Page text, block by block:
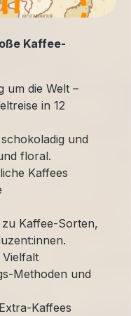
Kaffee-
um die Welt –
in 12
und
floral.
Kaffees
Kaffee-Sorten,
Methoden und
Kaffees